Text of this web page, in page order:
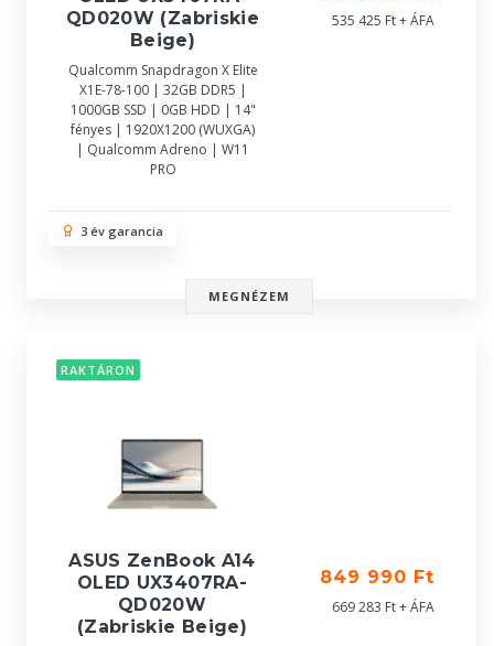
QD020W (Zabriskie
Beige)
Qualcomm Snapdragon X Elite
X1E-78-100 | 32GB DDR5 |
1000GB SSD | 0GB HDD | 14"
fényes | 1920X1200 (WUXGA)
| Qualcomm Adreno | W11
PRO
535 425 Ft + ÁFA
3 év garancia
MEGNÉZEM
RAKTÁRON
ASUS ZenBook A14
OLED UX3407RA-
QD020W
(Zabriskie Beige)
849 990 Ft
669 283 Ft + ÁFA